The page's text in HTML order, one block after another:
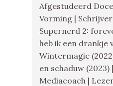
Afgestudeerd
Vorming |
Supernerd 2:
heb ik een drankje
Wintermagie
en schaduw
Mediacoach |